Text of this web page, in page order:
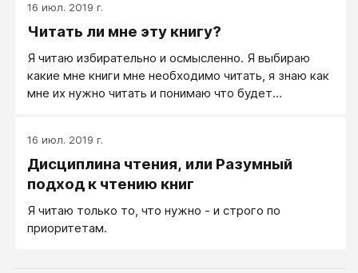
16 июл. 2019 г.
Читать ли мне эту книгу?
Я читаю избирательно и осмысленно. Я выбираю
какие мне книги мне необходимо читать, я знаю как
мне их нужно читать и понимаю что будет
16 июл. 2019 г.
Дисциплина чтения, или Разумный
подход к чтению книг
Я читаю только то, что нужно - и строго по
приоритетам.